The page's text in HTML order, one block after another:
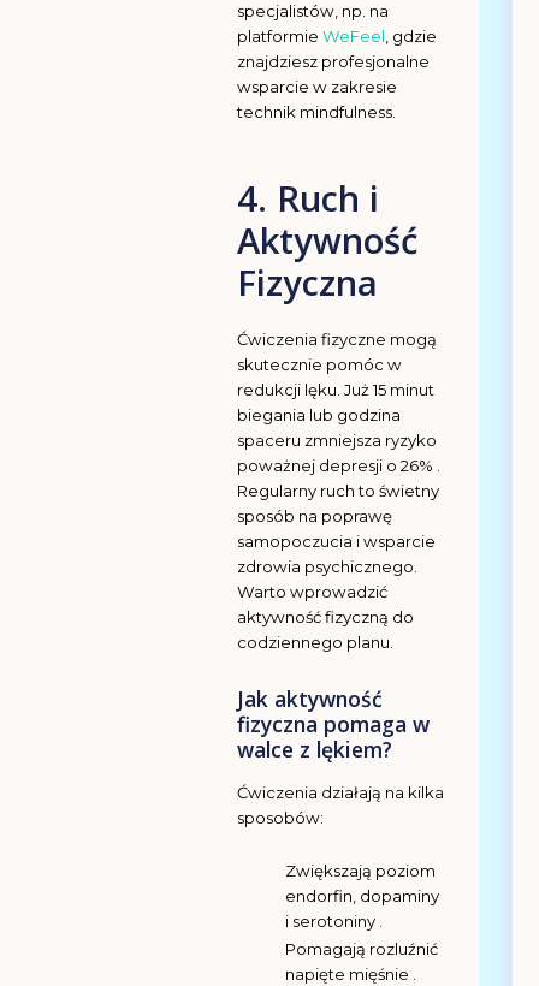
specjalistów, np. na
platformieWeFeel , gdzie
znajdziesz profesjonalne
wsparcie w zakresie
technik mindfulness.
4. Ruch i
Aktywność
Fizyczna
Ćwiczenia fizyczne mogą
skutecznie pomóc w
redukcji lęku. Już 15 minut
biegania lub godzina
spaceru zmniejsza ryzyko
poważnej depresji o 26% .
Regularny ruch to świetny
sposób na poprawę
samopoczucia i wsparcie
zdrowia psychicznego.
Warto wprowadzić
aktywność fizyczną do
codziennego planu.
Jak aktywność
fizyczna pomaga w
walce z lękiem?
Ćwiczenia działają na kilka
sposobów:
Zwiększają poziom
endorfin, dopaminy
i serotoniny .
Pomagają rozluźnić
napięte mięśnie .